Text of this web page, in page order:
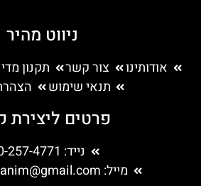
ניווט מהיר
אודותינו צור קשר
תקנון
תנאי שימוש
פרטים ליצירת
נייד: 050-257-4771
מייל: